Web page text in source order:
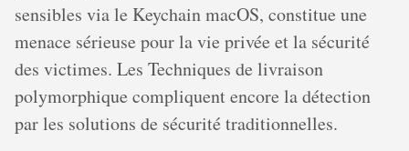
sensibles via le Keychain macOS, constitue une
menace sérieuse pour la vie privée et la sécurité
des victimes. Les Techniques de livraison
polymorphique compliquent encore la détection
par les solutions de sécurité traditionnelles.